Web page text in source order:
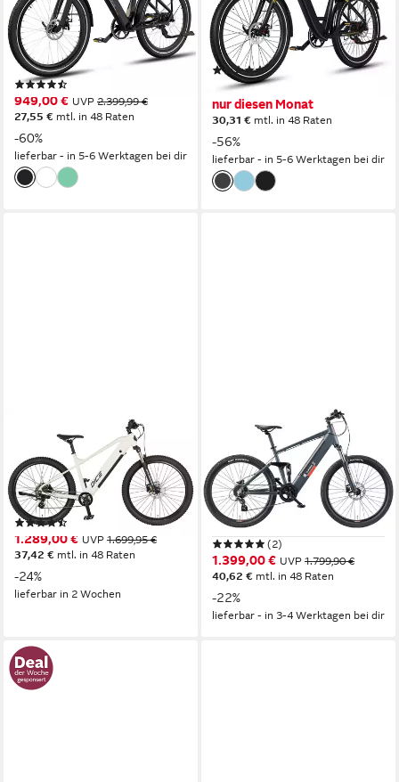
km
Heckmotor Motor
468 Wh
Akkuleistung
Kettenschaltung
Schaltung
949,00 € UVP 2.399,99 €
27,55 € mtl. in 48 Raten
-60%
lieferbar - in 5-6 Werktagen bei dir
km
Heckmotor Motor
468 Wh Akkuleistung
(21)
1.044,00 €
nur diesen Monat
30,31 € mtl. in 48 Raten
-56%
lieferbar - in 5-6 Werktagen bei dir
E-Bike Mountainbike Dice 1.8
Heckmotor Motor
360 Wh Akkuleistung
Kettenschaltung
Schaltung
(14)
1.289,00 € UVP 1.699,95 €
37,42 € mtl. in 48 Raten
-24%
lieferbar in 2 Wochen
TELEFUNKEN
E-Bike Mountainbike
Aufsteiger M936
Heckmotor Motor
468 Wh Akkuleistung
Kettenschaltung
Schaltung
(2)
1.399,00 € UVP 1.799,90 €
40,62 € mtl. in 48 Raten
-22%
lieferbar - in 3-4 Werktagen bei dir